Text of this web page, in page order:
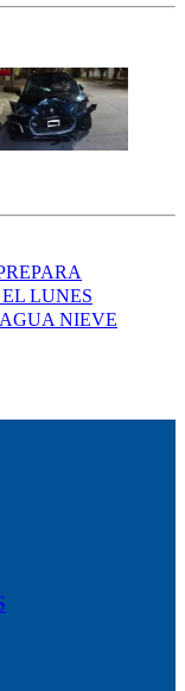
LUNES
NIEVE